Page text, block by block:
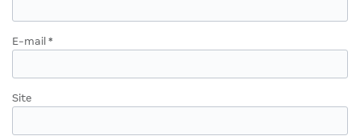
E-mail *
Site